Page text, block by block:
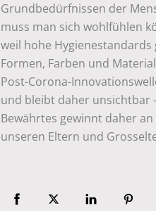
Grundbedürfnissen der
muss man sich wohlfühlen
weil hohe
Formen, Farben und
Post-Corona-
und bleibt daher unsichtbar
Bewährtes gewinnt daher
unseren Eltern und